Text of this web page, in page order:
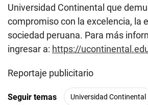
Universidad Continental que
compromiso con la excelencia, la
sociedad peruana. Para más
ingresar a: https://
Reportaje publicitario
Seguir temas Universidad Continental